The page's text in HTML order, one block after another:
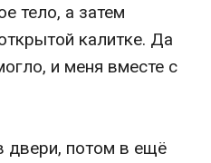
тело, а затем
калитке. Да
и меня вместе с
потом в ещё